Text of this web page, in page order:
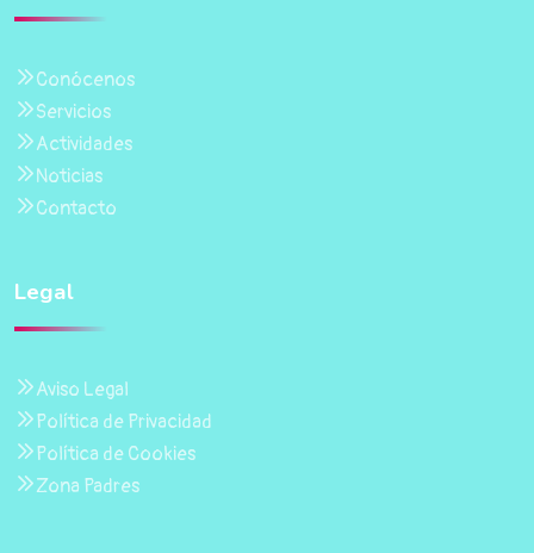
Conócenos
Servicios
Actividades
Noticias
Contacto
Legal
Aviso Legal
Política de Privacidad
Política de Cookies
Zona Padres